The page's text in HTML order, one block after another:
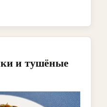
и тушёные